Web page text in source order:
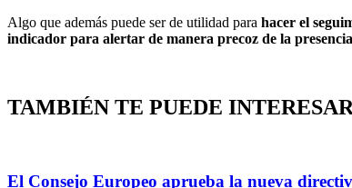
Algo que además puede ser de utilidad para hacer el
indicador para alertar de manera precoz de la
TAMBIÉN TE PUEDE
El Consejo Europeo aprueba la nueva